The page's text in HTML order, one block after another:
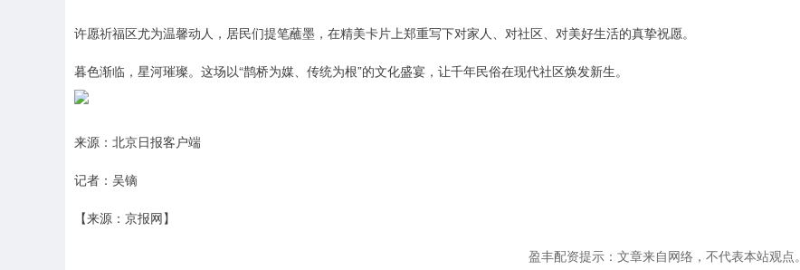
许愿祈福区尤为温馨动人，居民们提笔蘸墨，在精美卡片上郑重写下对家人、对社区、对美好生活的真挚祝愿。
暮色渐临，星河璀璨。这场以“鹊桥为媒、传统为根”的文化盛宴，让千年民俗在现代社区焕发新生。
来源：北京日报客户端
记者：吴镝
【来源：京报网】
盈丰配资提示：文章来自网络，不代表本站观点。